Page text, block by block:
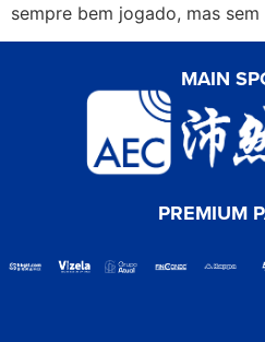
sempre bem jogado, mas
MAIN
PREMIUM